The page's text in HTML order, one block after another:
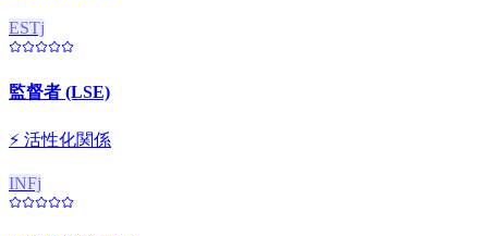
ESTj
監督者 (LSE)
⚡ 活性化関係
INFj